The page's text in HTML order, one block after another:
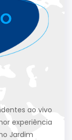
ao vivo
experiência
Jardim